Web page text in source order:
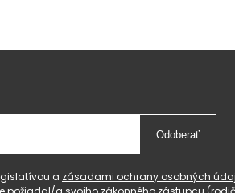
Odoberať
a zásadami ochrany osobných